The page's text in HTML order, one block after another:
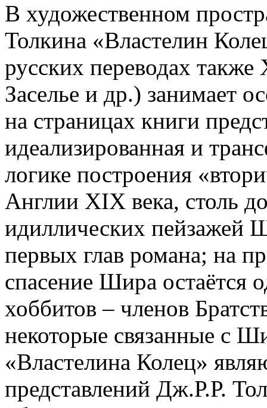
В художественном
Толкина «Властелин
русских переводах
Заселье и др.) занимает
на страницах книги
идеализированная и
логике построения
Англии XIX века, столь
идиллических пейзажей
первых глав романа; на
спасение Шира остаётся
хоббитов – членов
некоторые связанные с
«Властелина Колец»
представлений Дж.Р.Р.